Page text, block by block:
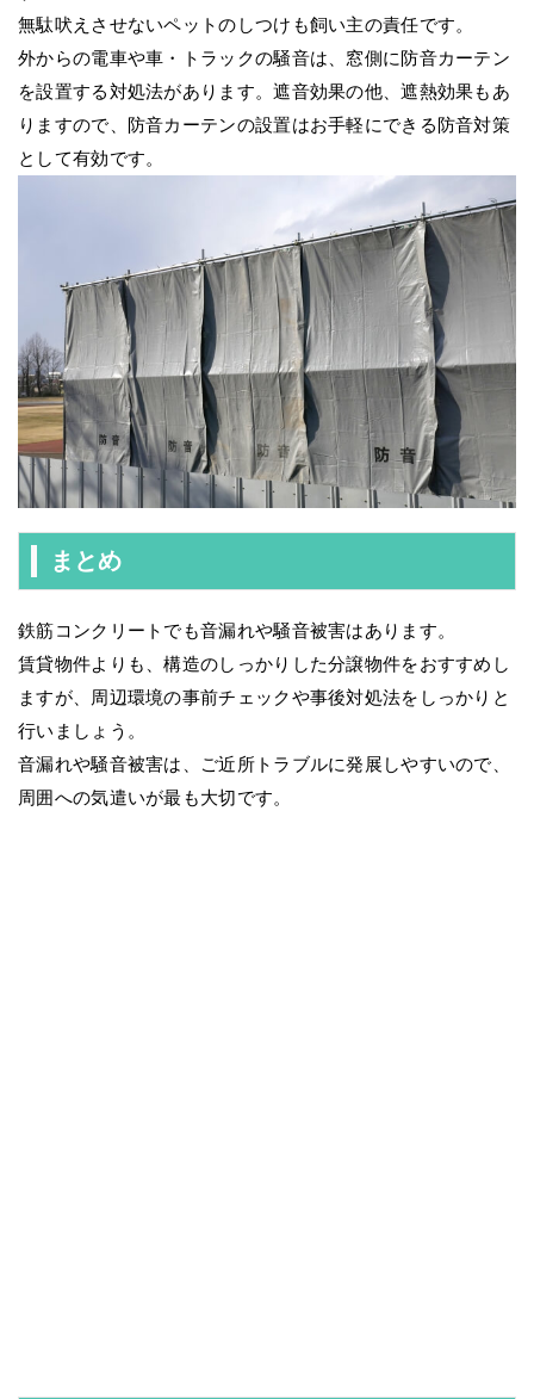
無駄吠えさせないペットのしつけも飼い主の責任です。
外からの電車や車・トラックの騒音は、窓側に防音カーテン
を設置する対処法があります。遮音効果の他、遮熱効果もあ
りますので、防音カーテンの設置はお手軽にできる防音対策
として有効です。
まとめ
鉄筋コンクリートでも音漏れや騒音被害はあります。
賃貸物件よりも、構造のしっかりした分譲物件をおすすめし
ますが、周辺環境の事前チェックや事後対処法をしっかりと
行いましょう。
音漏れや騒音被害は、ご近所トラブルに発展しやすいので、
周囲への気遣いが最も大切です。